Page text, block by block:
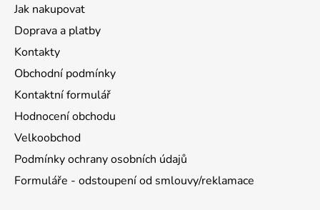
Jak nakupovat
Doprava a platby
Kontakty
Obchodní podmínky
Kontaktní formulář
Hodnocení obchodu
Velkoobchod
Podmínky ochrany osobních údajů
Formuláře - odstoupení od smlouvy/reklamace